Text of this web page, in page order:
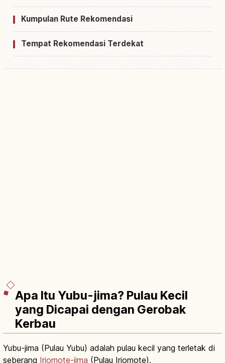
Kumpulan Rute Rekomendasi
Tempat Rekomendasi Terdekat
Apa Itu Yubu-jima? Pulau Kecil
yang Dicapai dengan Gerobak
Kerbau
Yubu-jima (Pulau Yubu) adalah pulau kecil yang terletak di
seberang Iriomote-jima (Pulau Iriomote).